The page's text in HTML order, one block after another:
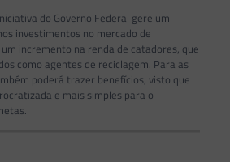
do Governo Federal gere um
investimentos no mercado de
incremento na renda de catadores, que
como agentes de reciclagem. Para as
poderá trazer benefícios, visto que
e mais simples para o